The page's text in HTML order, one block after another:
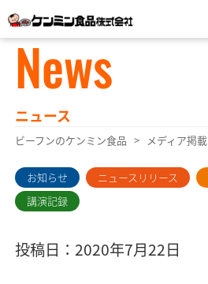
News
ニュース
ビーフンのケンミン食品 メディア掲載
お知らせ ニュースリリース
講演記録
投稿日：2020年7月22日